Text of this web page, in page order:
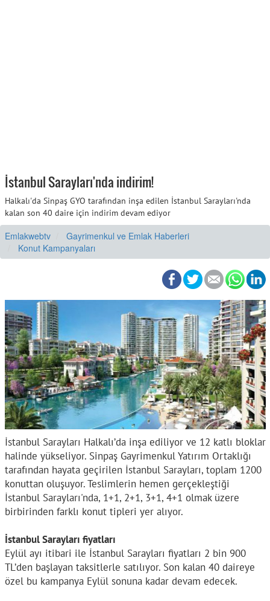
İstanbul Sarayları'nda indirim!
Halkalı'da Sinpaş GYO tarafından inşa edilen İstanbul Sarayları'nda
kalan son 40 daire için indirim devam ediyor
Emlakwebtv
Gayrimenkul ve Emlak Haberleri
Konut Kampanyaları
İstanbul Sarayları Halkalı’da inşa ediliyor ve 12 katlı bloklar
halinde yükseliyor. Sinpaş Gayrimenkul Yatırım Ortaklığı
tarafından hayata geçirilen İstanbul Sarayları, toplam 1200
konuttan oluşuyor. Teslimlerin hemen gerçekleştiği
İstanbul Sarayları'nda, 1+1, 2+1, 3+1, 4+1 olmak üzere
birbirinden farklı konut tipleri yer alıyor.
İstanbul Sarayları fiyatları
Eylül ayı itibari ile İstanbul Sarayları fiyatları 2 bin 900
TL’den başlayan taksitlerle satılıyor. Son kalan 40 daireye
özel bu kampanya Eylül sonuna kadar devam edecek.